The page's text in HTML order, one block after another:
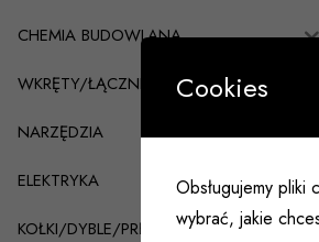
CHEMIA BUDOWLANA
WKRĘTY/ŁĄCZNIKI CIESIELSKIE
NARZĘDZIA
ELEKTRYKA
KOŁKI/DYBLE/PRĘTY
Cookies
Obsługujemy
wybrać, jakie